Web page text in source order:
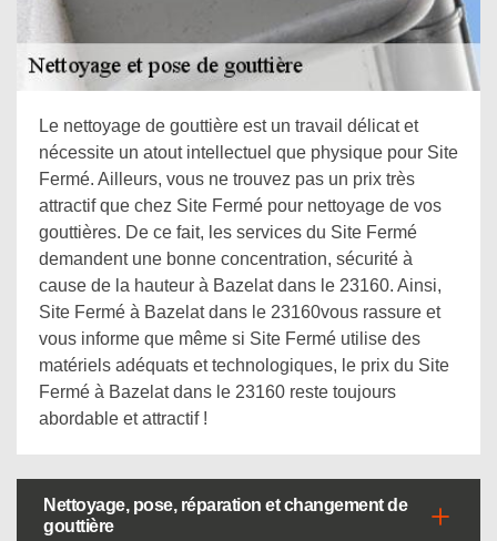
Le nettoyage de gouttière est un travail délicat et
nécessite un atout intellectuel que physique pour Site
Fermé. Ailleurs, vous ne trouvez pas un prix très
attractif que chez Site Fermé pour nettoyage de vos
gouttières. De ce fait, les services du Site Fermé
demandent une bonne concentration, sécurité à
cause de la hauteur à Bazelat dans le 23160. Ainsi,
Site Fermé à Bazelat dans le 23160vous rassure et
vous informe que même si Site Fermé utilise des
matériels adéquats et technologiques, le prix du Site
Fermé à Bazelat dans le 23160 reste toujours
abordable et attractif !
Nettoyage, pose, réparation et changement de
gouttière